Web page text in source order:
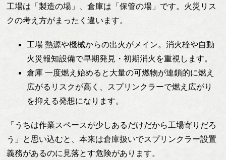
工場は「製造の場」、倉庫は「保管の場」です。火災リス
クの考え方がまったく違います。
工場 熱源や機械からの出火がメイン。消火栓や自動
火災報知設備で早期発見・初期消火を重視します。
倉庫 一度燃え始めると大量の可燃物が連鎖的に燃え
広がるリスクが高く、スプリンクラーで燃え広がり
を抑える発想になります。
「うちは作業スペースが少しあるだけだから工場寄りだろ
う」と思い込むと、本来は倉庫扱いでスプリンクラー設置
義務があるのに見落とす危険があります。